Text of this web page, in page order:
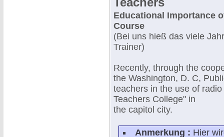
Educational Importance
Course
(Bei uns hieß das viele
Trainer)
Recently, through the
the Washington, D. C,
teachers in the use of
Teachers College" in
the capitol city.
Anmerkung : Hier